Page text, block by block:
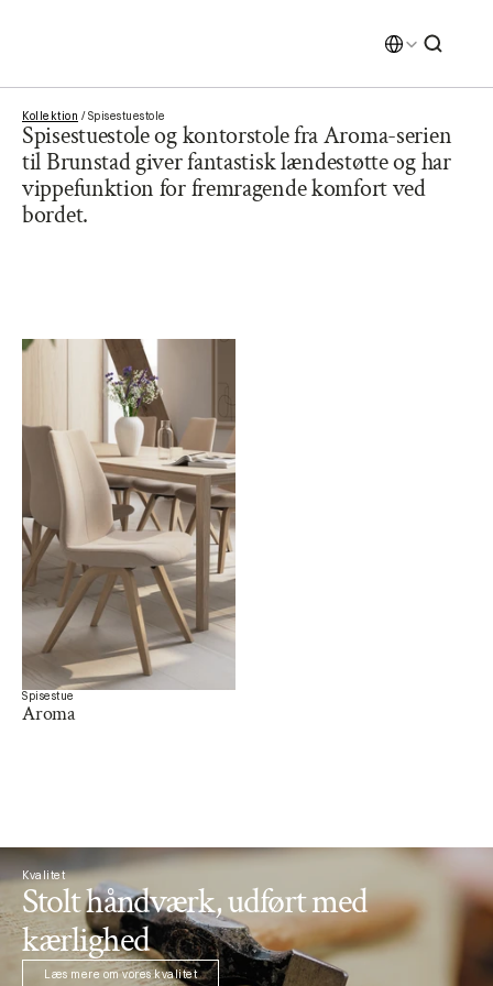
Kollektion / Spisestuestole
Spisestuestole og kontorstole fra Aroma-serien
til Brunstad giver fantastisk lændestøtte og har
vippefunktion for fremragende komfort ved
bordet.
Spisestue
Aroma
Kvalitet
Stolt håndværk, udført med
kærlighed
Læs mere om vores kvalitet